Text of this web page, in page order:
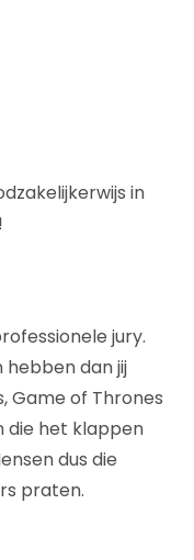
in
jury.
hebben dan jij
Game of Thrones
die het klappen
dus die
praten.